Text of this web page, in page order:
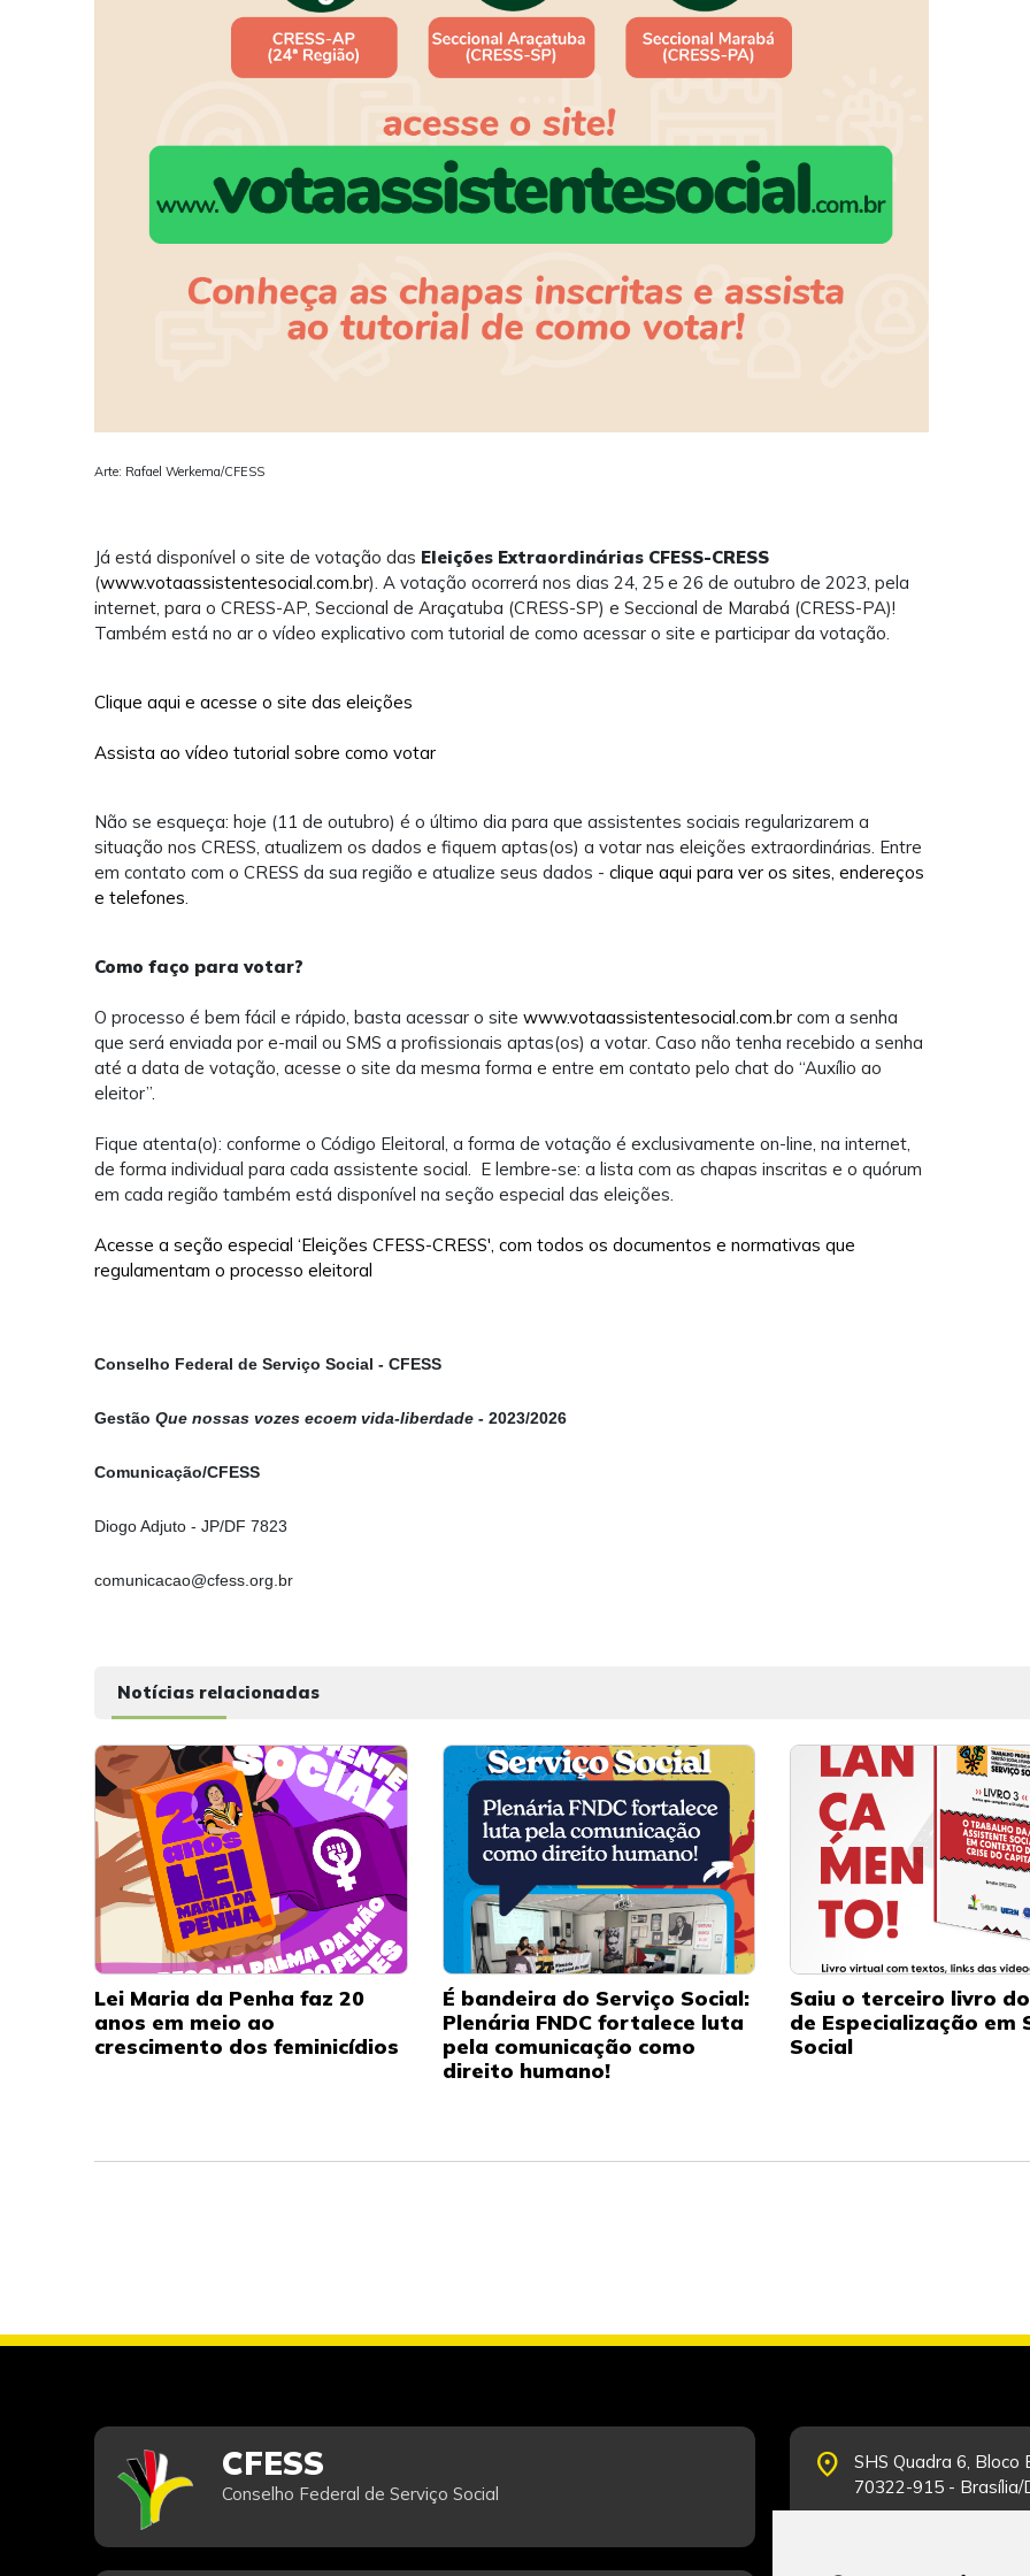
Arte: Rafael Werkema/CFESS
Já está disponível o site de votação das Eleições Extraordinárias CFESS-CRESS
(www.votaassistentesocial.com.br). A votação ocorrerá nos dias 24, 25 e 26 de outubro de 2023, pela
internet, para o CRESS-AP, Seccional de Araçatuba (CRESS-SP) e Seccional de Marabá (CRESS-PA)!
Também está no ar o vídeo explicativo com tutorial de como acessar o site e participar da votação.
Clique aqui e acesse o site das eleições
Assista ao vídeo tutorial sobre como votar
Não se esqueça: hoje (11 de outubro) é o último dia para que assistentes sociais regularizarem a
situação nos CRESS, atualizem os dados e fiquem aptas(os) a votar nas eleições extraordinárias. Entre
em contato com o CRESS da sua região e atualize seus dados -clique aqui para ver os sites, endereços
e telefones.
Como faço para votar?
O processo é bem fácil e rápido, basta acessar o sitewww.votaassistentesocial.com.br com a senha
que será enviada por e-mail ou SMS a profissionais aptas(os) a votar. Caso não tenha recebido a senha
até a data de votação, acesse o site da mesma forma e entre em contato pelo chat do “Auxílio ao
eleitor”.
Fique atenta(o): conforme o Código Eleitoral, a forma de votação é exclusivamente on-line, na internet,
de forma individual para cada assistente social. E lembre-se: a lista com as chapas inscritas e o quórum
em cada região também está disponível na seção especial das eleições.
Acesse a seção especial ‘Eleições CFESS-CRESS', com todos os documentos e normativas que
regulamentam o processo eleitoral
Conselho Federal de Serviço Social - CFESS
GestãoQue nossas vozes ecoem vida-liberdade - 2023/2026
Comunicação/CFESS
Diogo Adjuto - JP/DF 7823
comunicacao@cfess.org.br
Notícias relacionadas
Lei Maria da Penha faz 20
anos em meio ao
crescimento dos feminicídios
É bandeira do Serviço Social:
Plenária FNDC fortalece luta
pela comunicação como
direito humano!
Saiu o terceiro livro
de Especialização em
Social
CFESS
Conselho Federal de Serviço Social
place
SHS Quadra 6, Bloco
70322-915 - Brasília/